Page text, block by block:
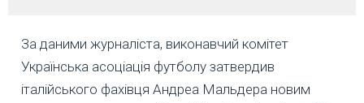
За даними журналіста, виконавчий комітет
Українська асоціація футболу затвердив
італійського фахівця Андреа Мальдера новим